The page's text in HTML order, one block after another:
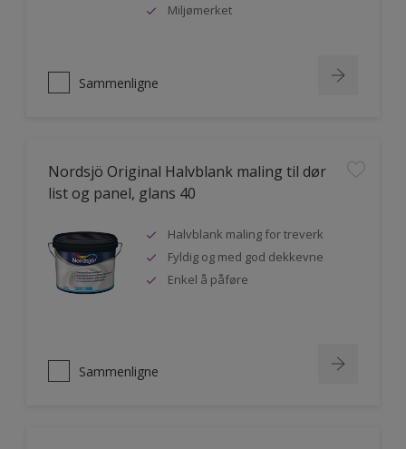
Miljømerket
Sammenligne
Nordsjö Original Halvblank maling til dør
list og panel, glans 40
Halvblank maling for treverk
Fyldig og med god dekkevne
Enkel å påføre
Sammenligne